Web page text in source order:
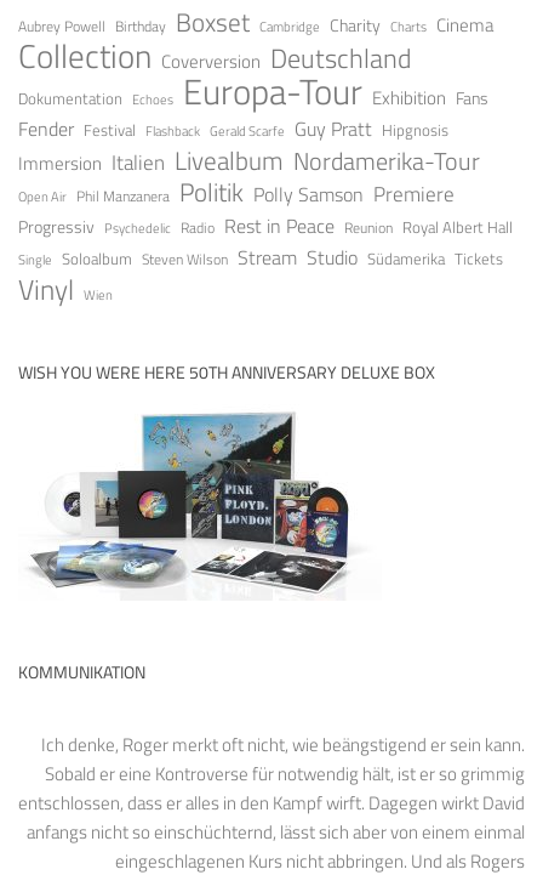
Aubrey Powell Birthday Boxset Cambridge Charity Charts Cinema
Collection Coverversion Deutschland
Dokumentation Echoes Europa-Tour Exhibition Fans
Fender Festival Flashback Gerald Scarfe Guy Pratt Hipgnosis
Immersion Italien Livealbum Nordamerika-Tour
Open Air Phil Manzanera Politik Polly Samson Premiere
Progressiv Psychedelic Radio Rest in Peace Reunion Royal Albert Hall
Single Soloalbum Steven Wilson Stream Studio Südamerika Tickets
Vinyl Wien
WISH YOU WERE HERE 50TH ANNIVERSARY DELUXE BOX
KOMMUNIKATION
Ich denke, Roger merkt oft nicht, wie beängstigend er sein kann.
Sobald er eine Kontroverse für notwendig hält, ist er so grimmig
entschlossen, dass er alles in den Kampf wirft. Dagegen wirkt David
anfangs nicht so einschüchternd, lässt sich aber von einem einmal
eingeschlagenen Kurs nicht abbringen. Und als Rogers